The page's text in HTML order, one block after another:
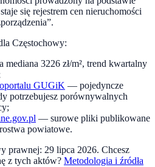
się rejestrem cen nieruchomości
Częstochowy:
mediana 3226 zł/m², trend kwartalny
GUGiK — pojedyncze
potrzebujesz porównywalnych
— surowe pliki publikowane
powiatowe.
prawnej: 29 lipca 2026. Chcesz
z tych aktów? Metodologia i źródła